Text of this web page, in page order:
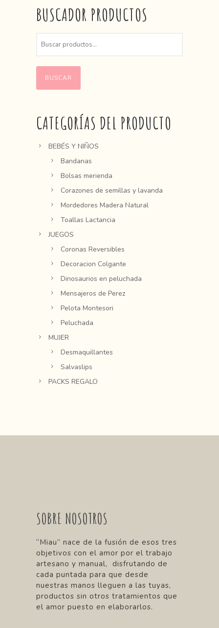
BUSCADOR PRODUCTOS
BUSCAR
CATEGORÍAS DEL PRODUCTO
BEBÉS Y NIÑOS
Bandanas
Bolsas merienda
Corazones de semillas y lavanda
Mordedores Madera Natural
Toallas Lactancia
JUEGOS
Coronas Reversibles
Decoracion Colgante
Dinosaurios en peluchada
Mensajeros de Perez
Pelota Montesori
Peluchada
MUJER
Desmaquillantes
Salvaslips
PACKS REGALO
SOBRE NOSOTROS
“Miau” nace de la fusión de esos tres
objetivos con el amor por el trabajo
artesano y manual, disfrutando de
cada puntada para que desde
nuestras manos lleguen a las tuyas,
productos sin otros tratamientos que
el amor puesto en elaborarlos.